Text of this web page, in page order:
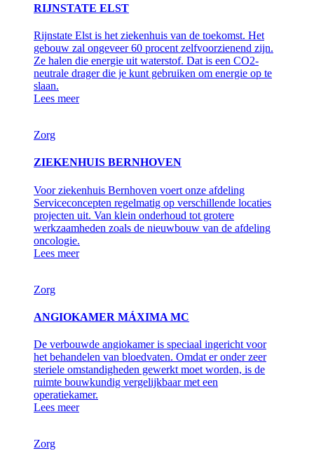
RIJNSTATE ELST
Rijnstate Elst is het ziekenhuis van de toekomst. Het
gebouw zal ongeveer 60 procent zelfvoorzienend zijn.
Ze halen die energie uit waterstof. Dat is een CO2-
neutrale drager die je kunt gebruiken om energie op te
slaan.
Lees meer
Zorg
ZIEKENHUIS BERNHOVEN
Voor ziekenhuis Bernhoven voert onze afdeling
Serviceconcepten regelmatig op verschillende locaties
projecten uit. Van klein onderhoud tot grotere
werkzaamheden zoals de nieuwbouw van de afdeling
oncologie.
Lees meer
Zorg
ANGIOKAMER MÁXIMA MC
De verbouwde angiokamer is speciaal ingericht voor
het behandelen van bloedvaten. Omdat er onder zeer
steriele omstandigheden gewerkt moet worden, is de
ruimte bouwkundig vergelijkbaar met een
operatiekamer.
Lees meer
Zorg